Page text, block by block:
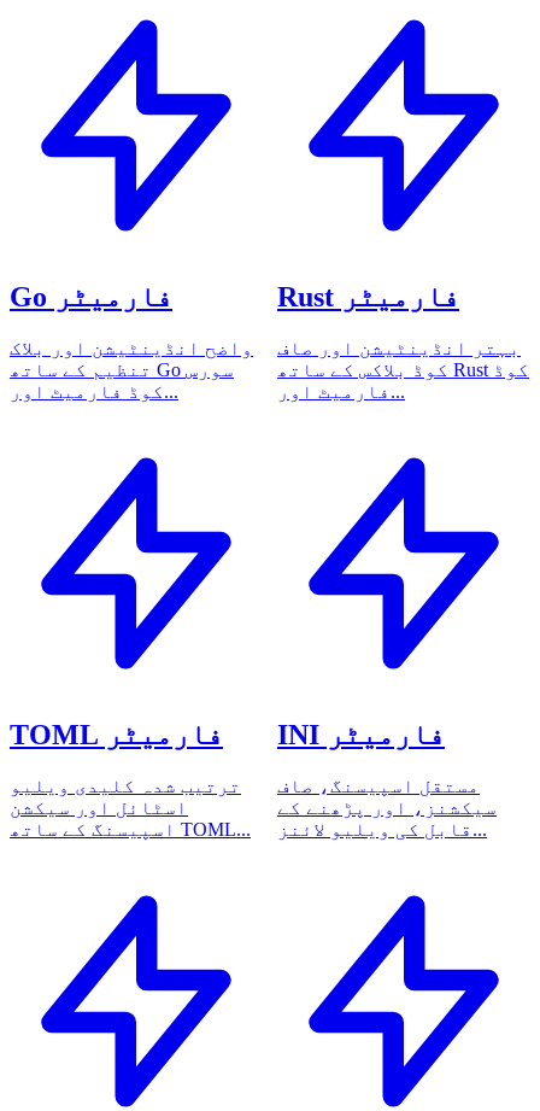
Go فارمیٹر
واضح انڈینٹیشن اور بلاک
تنظیم کے ساتھ Go سورس
کوڈ فارمیٹ اور...
Rust فارمیٹر
بہتر انڈینٹیشن اور صاف
کوڈ بلاکس کے ساتھ Rust کوڈ
فارمیٹ اور...
TOML فارمیٹر
ترتیب شدہ کلیدی ویلیو
اسٹائل اور سیکشن
اسپیسنگ کے ساتھ TOML...
INI فارمیٹر
مستقل اسپیسنگ، صاف
سیکشنز، اور پڑھنے کے
قابل کی ویلیو لائنز...